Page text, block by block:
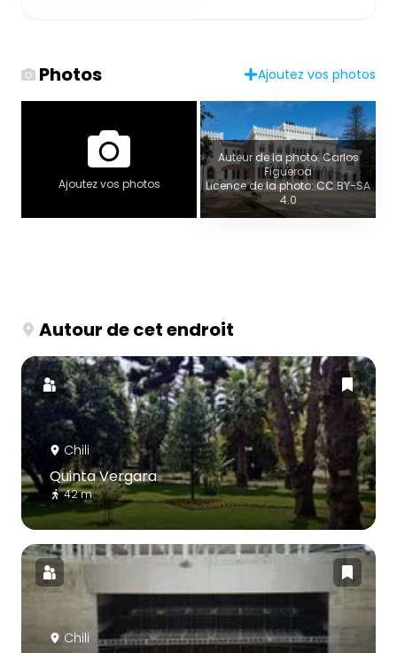
Photos Ajoutez vos photos
Ajoutez vos photos
Auteur de la photo: Carlos
Figueroa
Licence de la photo: CC BY-SA
4.0
Autour de cet endroit
Chili
Quinta Vergara
42 m
Chili